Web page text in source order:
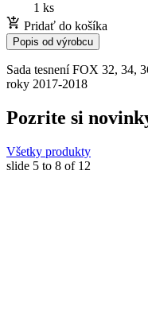
1 ks
Pridať do košíka
Popis od výrobcu
Sada tesnení FOX 32, 34,
roky 2017-2018
Pozrite si
Všetky produkty
slide 5 to 8 of 12